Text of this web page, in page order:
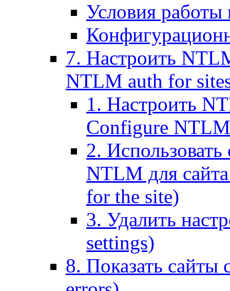
Условия работы
7. Настроить
NTLM auth for
1. Настроить
Configure
2.
NTLM для
for the site)
3. Удалить
settings)
8. Показать